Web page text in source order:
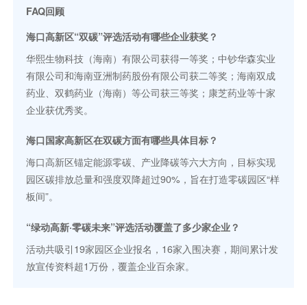
FAQ回顾
海口高新区“双碳”评选活动有哪些企业获奖？
华熙生物科技（海南）有限公司获得一等奖；中钞华森实业
有限公司和海南亚洲制药股份有限公司获二等奖；海南双成
药业、双鹤药业（海南）等公司获三等奖；康芝药业等十家
企业获优秀奖。
海口国家高新区在双碳方面有哪些具体目标？
海口高新区锚定能源零碳、产业降碳等六大方向，目标实现
园区碳排放总量和强度双降超过90%，旨在打造零碳园区“样
板间”。
“绿动高新·零碳未来”评选活动覆盖了多少家企业？
活动共吸引19家园区企业报名，16家入围决赛，期间累计发
放宣传资料超1万份，覆盖企业百余家。